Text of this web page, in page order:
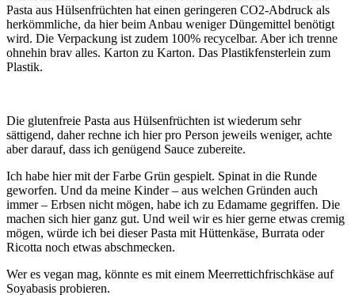
Pasta aus Hülsenfrüchten hat einen geringeren CO2-Abdruck als
herkömmliche, da hier beim Anbau weniger Düngemittel benötigt
wird. Die Verpackung ist zudem 100% recycelbar. Aber ich trenne
ohnehin brav alles. Karton zu Karton. Das Plastikfensterlein zum
Plastik.
Die glutenfreie Pasta aus Hülsenfrüchten ist wiederum sehr
sättigend, daher rechne ich hier pro Person jeweils weniger, achte
aber darauf, dass ich genügend Sauce zubereite.
Ich habe hier mit der Farbe Grün gespielt. Spinat in die Runde
geworfen. Und da meine Kinder – aus welchen Gründen auch
immer – Erbsen nicht mögen, habe ich zu Edamame gegriffen. Die
machen sich hier ganz gut. Und weil wir es hier gerne etwas cremig
mögen, würde ich bei dieser Pasta mit Hüttenkäse, Burrata oder
Ricotta noch etwas abschmecken.
Wer es vegan mag, könnte es mit einem Meerrettichfrischkäse auf
Soyabasis probieren.